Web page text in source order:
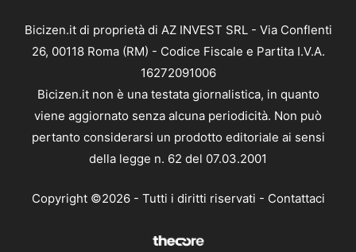
Bicizen.it di proprietà di AZ INVEST SRL - Via Conflenti
26, 00118 Roma (RM) - Codice Fiscale e Partita I.V.A.
16272091006
Bicizen.it non è una testata giornalistica, in quanto
viene aggiornato senza alcuna periodicità. Non può
pertanto considerarsi un prodotto editoriale ai sensi
della legge n. 62 del 07.03.2001
Copyright ©2026 - Tutti i diritti riservati - Contattaci